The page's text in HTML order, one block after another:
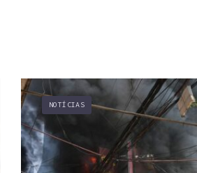
NOTÍCIAS